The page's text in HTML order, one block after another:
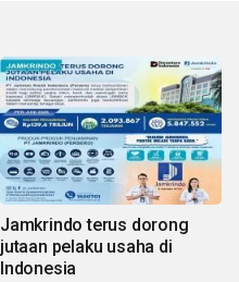
Jamkrindo terus dorong
jutaan pelaku usaha di
Indonesia